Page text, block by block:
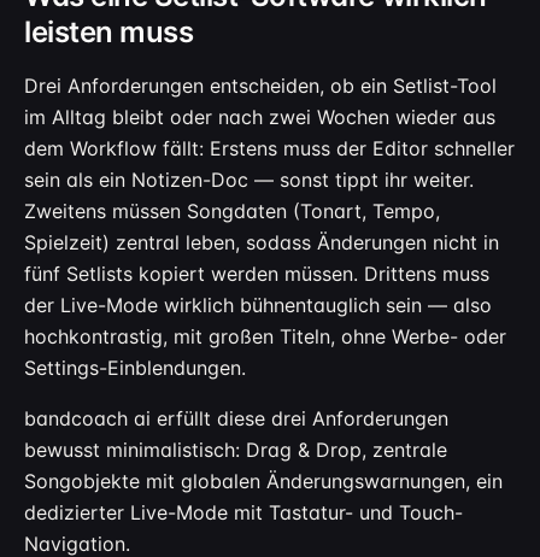
leisten muss
Drei Anforderungen entscheiden, ob ein Setlist-Tool
im Alltag bleibt oder nach zwei Wochen wieder aus
dem Workflow fällt: Erstens muss der Editor schneller
sein als ein Notizen-Doc — sonst tippt ihr weiter.
Zweitens müssen Songdaten (Tonart, Tempo,
Spielzeit) zentral leben, sodass Änderungen nicht in
fünf Setlists kopiert werden müssen. Drittens muss
der Live-Mode wirklich bühnentauglich sein — also
hochkontrastig, mit großen Titeln, ohne Werbe- oder
Settings-Einblendungen.
bandcoach ai erfüllt diese drei Anforderungen
bewusst minimalistisch: Drag & Drop, zentrale
Songobjekte mit globalen Änderungswarnungen, ein
dedizierter Live-Mode mit Tastatur- und Touch-
Navigation.